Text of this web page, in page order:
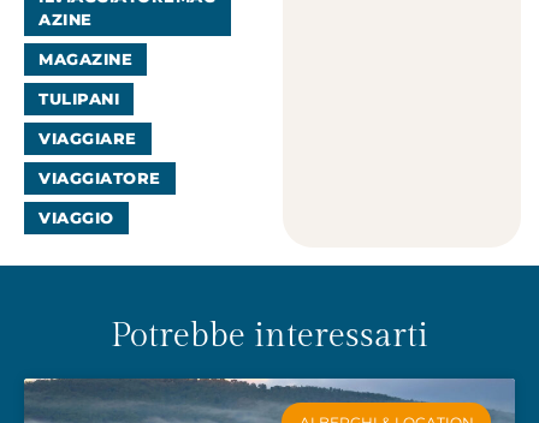
AZINE
MAGAZINE
TULIPANI
VIAGGIARE
VIAGGIATORE
VIAGGIO
Potrebbe interessarti